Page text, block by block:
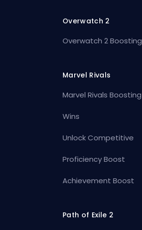
Overwatch 2
Overwatch 2 Boosting
Marvel Rivals
Marvel Rivals Boosting
Wins
Unlock Competitive
Proficiency Boost
Achievement Boost
Path of Exile 2